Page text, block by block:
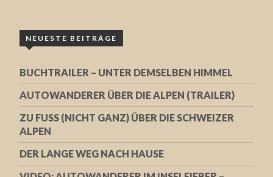
NEUESTE BEITRÄGE
BUCHTRAILER – UNTER DEMSELBEN HIMMEL
AUTOWANDERER ÜBER DIE ALPEN (TRAILER)
ZU FUSS (NICHT GANZ) ÜBER DIE SCHWEIZER A
LPEN
DER LANGE WEG NACH HAUSE